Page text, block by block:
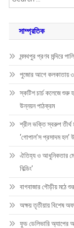
সাম্প্রতিক
মন্মথপুর প্রণব মন্দিরে
পুজোর আগে কলকাতায় ৩
স্কটিশ চার্চ কলেজে শুরু
উন্নয়ন পাঠক্রম
শ্রীল ভক্তি স্বরুপ তীর্থ
‘গোপাল’স প্রসাদম হল’
ঐতিহ্য ও আধুনিকতার
বিল্ডিং’
বাগবাজার গৌড়ীয় মঠে
অক্ষয় তৃতীয়ায় বিশেষ
ফুড ডেলিভারি অ্যাপের